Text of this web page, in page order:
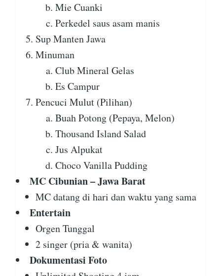
Mie Cuanki
Perkedel saus asam manis
Sup Manten Jawa
Minuman
Club Mineral Gelas
Es Campur
Pencuci Mulut (Pilihan)
Buah Potong (Pepaya, Melon)
Thousand Island Salad
Jus Alpukat
Choco Vanilla Pudding
MC Cibunian – Jawa Barat
MC datang di hari dan waktu yang sama
Entertain
Orgen Tunggal
2 singer (pria & wanita)
Dokumentasi Foto